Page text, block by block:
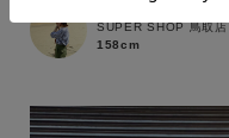
価格
SUPER SHOP 鳥取店
158cm